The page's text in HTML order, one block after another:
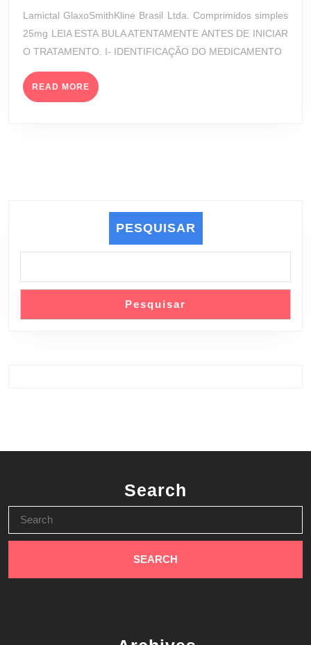
2023
Lamictal GlaxoSmithKline Brasil Ltda. Comprimidos simples
25mg LEIA ESTA BULA ATENTAMENTE ANTES DE INICIAR
O TRATAMENTO. I- IDENTIFICAÇÃO DO MEDICAMENTO
READ MORE READ
MORE
PESQUISAR
Pesquisar
Search
for: